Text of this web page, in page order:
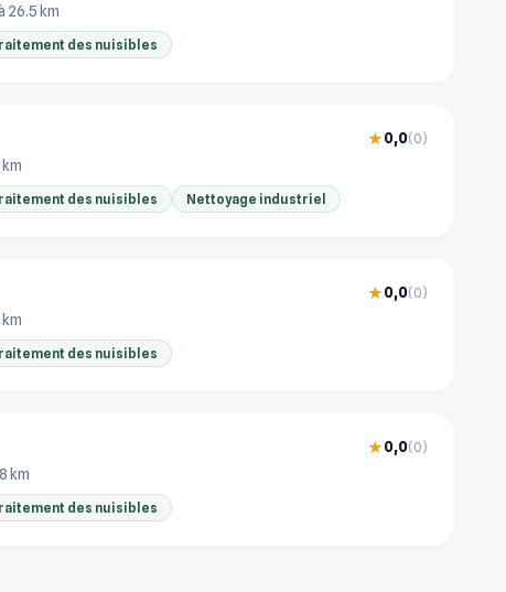
26.5 km
des nuisibles
★0,0(0)
des nuisibles Nettoyage industriel
★0,0(0)
des nuisibles
★0,0(0)
km
des nuisibles